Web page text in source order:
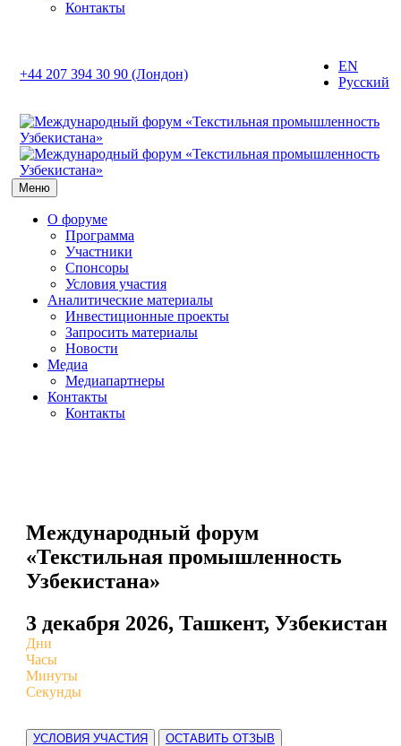
Контакты
+44 207 394 30 90 (Лондон)
EN
Русский
Меню
О форуме
Программа
Участники
Спонсоры
Условия участия
Аналитические материалы
Инвестиционные проекты
Запросить материалы
Новости
Медиа
Медиапартнеры
Контакты
Контакты
Международный форум
«Текстильная промышленность
Узбекистана»
3 декабря 2026, Ташкент, Узбекистан
Дни
Часы
Минуты
Секунды
УСЛОВИЯ УЧАСТИЯ ОСТАВИТЬ ОТЗЫВ